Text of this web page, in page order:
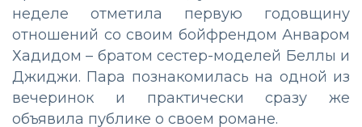
неделе отметила первую годовщину
отношений со своим бойфрендом Анваром
Хадидом – братом сестер-моделей Беллы и
Джиджи. Пара познакомилась на одной из
вечеринок и практически сразу же
объявила публике о своем романе.